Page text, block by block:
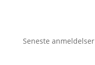
Seneste anmeldelser